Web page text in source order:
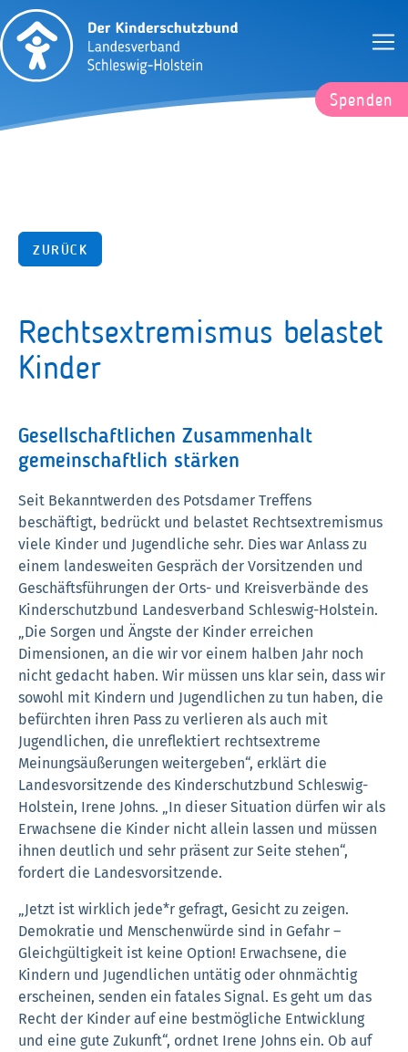
Spenden
ZURÜCK
Rechtsextremismus belastet
Kinder
Gesellschaftlichen Zusammenhalt
gemeinschaftlich stärken
Seit Bekanntwerden des Potsdamer Treffens
beschäftigt, bedrückt und belastet Rechtsextremismus
viele Kinder und Jugendliche sehr. Dies war Anlass zu
einem landesweiten Gespräch der Vorsitzenden und
Geschäftsführungen der Orts- und Kreisverbände des
Kinderschutzbund Landesverband Schleswig-Holstein.
„Die Sorgen und Ängste der Kinder erreichen
Dimensionen, an die wir vor einem halben Jahr noch
nicht gedacht haben. Wir müssen uns klar sein, dass wir
sowohl mit Kindern und Jugendlichen zu tun haben, die
befürchten ihren Pass zu verlieren als auch mit
Jugendlichen, die unreflektiert rechtsextreme
Meinungsäußerungen weitergeben“, erklärt die
Landesvorsitzende des Kinderschutzbund Schleswig-
Holstein, Irene Johns. „In dieser Situation dürfen wir als
Erwachsene die Kinder nicht allein lassen und müssen
ihnen deutlich und sehr präsent zur Seite stehen“,
fordert die Landesvorsitzende.
„Jetzt ist wirklich jede*r gefragt, Gesicht zu zeigen.
Demokratie und Menschenwürde sind in Gefahr –
Gleichgültigkeit ist keine Option! Erwachsene, die
Kindern und Jugendlichen untätig oder ohnmächtig
erscheinen, senden ein fatales Signal. Es geht um das
Recht der Kinder auf eine bestmögliche Entwicklung
und eine gute Zukunft“, ordnet Irene Johns ein. Ob auf